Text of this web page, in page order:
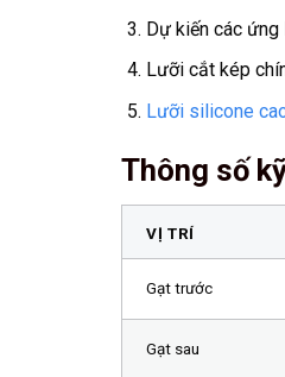
Dự kiến các
Lưỡi cắt kép
Lưỡi silicone
Thông số
VỊ TRÍ
Gạt trước
Gạt sau